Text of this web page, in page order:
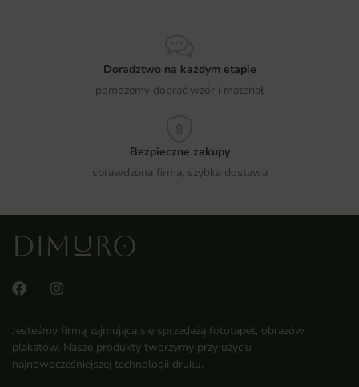
Doradztwo na każdym etapie
pomożemy dobrać wzór i materiał
Bezpieczne zakupy
sprawdzona firma, szybka dostawa
Jesteśmy firmą zajmującą się sprzedażą fototapet, obrazów i
plakatów. Nasze produkty tworzymy przy użyciu
najnowocześniejszej technologii druku.